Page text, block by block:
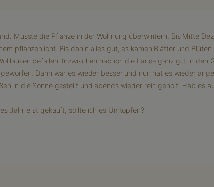
Müsste die Pflanze in der Wohnung überwintern. Bis Mitte
pflanzenlicht. Bis dahin alles gut, es kamen Blätter und
befallen. Inzwischen hab ich die Läuse ganz gut in
Dann war es wieder besser und nun hat es wieder
in die Sonne gestellt und abends wieder rein geholt. Hab es
Jahr erst gekauft, sollte ich es Umtopfen?